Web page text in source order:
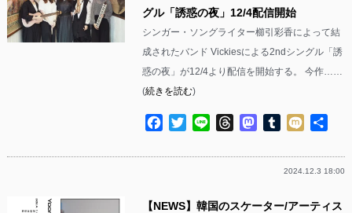
グル「誘惑の夜」12/4配信開始
シンガー・ソングライター櫛引彩香によって結
成されたバンド Vickiesによる2ndシングル「誘
惑の夜」が12/4より配信を開始する。 今作……
(続きを読む)
Facebook
TwitterLine ThreadsMastodon
Tumblr
Mixi
2024.12.3 18:00
【NEWS】韓国のスケーター/アーティス